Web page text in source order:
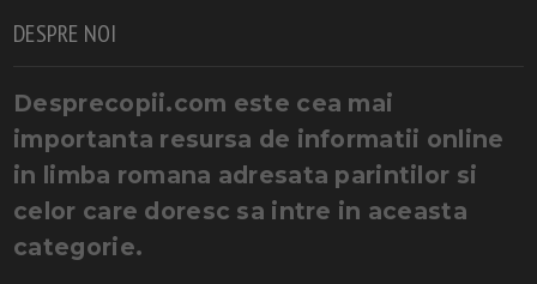
DESPRE NOI
Desprecopii.com este cea mai
importanta resursa de informatii online
in limba romana adresata parintilor si
celor care doresc sa intre in aceasta
categorie.